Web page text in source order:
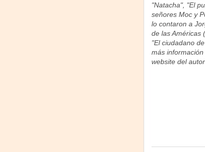
"Natacha", "El
señores Moc y
lo contaron a
de las Américas
"El ciudadano
más
website del